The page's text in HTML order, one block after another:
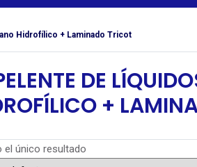
Hidrofílico + Laminado Tricot
DE
+
el único resultado